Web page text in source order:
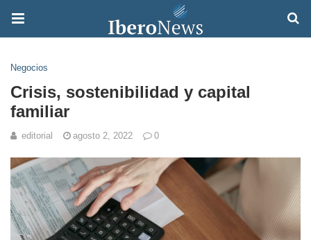
Negocios
Crisis, sostenibilidad y capital
familiar
editorial agosto 2, 2022 0